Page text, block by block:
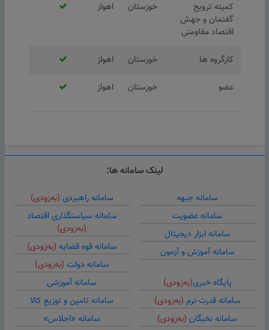
کمیته ترویج
گفتمان و جهش
اقتصاد مقاومتی
خوزستان اهواز
کارگروه ها خوزستان اهواز
عضو خوزستان اهواز
لینک سامانه ها:
سامانه جبهه
سامانه عضویت
سامانه ابزار دیجیتال
سامانه آموزش و آزمون
سامانه راهبردی (به‌زودی)
سامانه سیاستگذاری اقتصاد
(به‌زودی)
سامانه قوه قضایه (به‌زودی)
سامانه دولت (به‌زودی)
پایگاه خبری(به‌زودی)
سامانه قدرت نرم (به‌زودی)
سامانه نخبگان (به‌زودی)
سامانه آموزشی
سامانه تامین و توزیع کالا
سامانه «اجلاس»